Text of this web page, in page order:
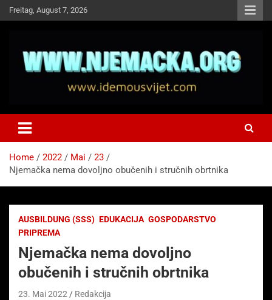
Skip
to
Freitag, August 7, 2026
Idemo u Svijet-Njemacka!
Home 2022 Mai
23
Njemačka nema dovoljno obučenih i stručnih obrtnika
AUSBILDUNG (SSS) EDUKACIJA GOSPODARSTVO
PRIPREMA
Njemačka nema dovoljno
obučenih i stručnih obrtnika
23. Mai 2022 Redakcija